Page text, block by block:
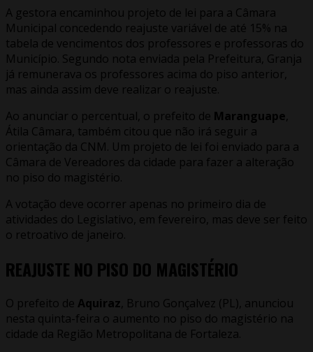
A gestora encaminhou projeto de lei para a Câmara
Municipal concedendo reajuste variável de até 15% na
tabela de vencimentos dos professores e professoras do
Município. Segundo nota enviada pela Prefeitura, Granja
já remunerava os professores acima do piso anterior,
mas ainda assim deve realizar o reajuste.
Ao anunciar o percentual, o prefeito de Maranguape,
Átila Câmara, também citou que não irá seguir a
orientação da CNM. Um projeto de lei foi enviado para a
Câmara de Vereadores da cidade para fazer a alteração
no piso do magistério.
A votação deve ocorrer apenas no primeiro dia de
atividades do Legislativo, em fevereiro, mas deve ser feito
o retroativo de janeiro.
REAJUSTE NO PISO DO MAGISTÉRIO
O prefeito de Aquiraz , Bruno Gonçalvez (PL), anunciou
nesta quinta-feira o aumento no piso do magistério na
cidade da Região Metropolitana de Fortaleza.